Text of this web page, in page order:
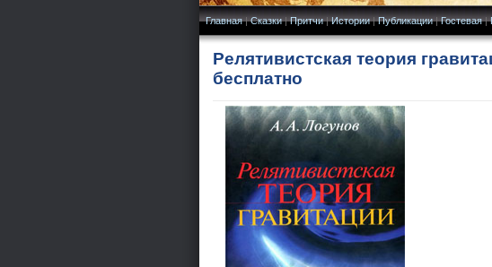
Главная|Сказки|Притчи|Истории|Публикации|Гостевая|
Релятивистская теория
бесплатно